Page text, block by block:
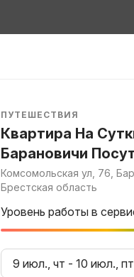
ПУТЕШЕСТВИЯ
Квартира На
Барановичи
Комсомольская ул, 76,
Брестская область
Уровень работы в
9 июл., чт - 10 июл., пт